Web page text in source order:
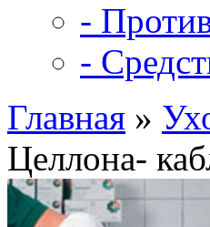
-
-
Главная »
Целлона-